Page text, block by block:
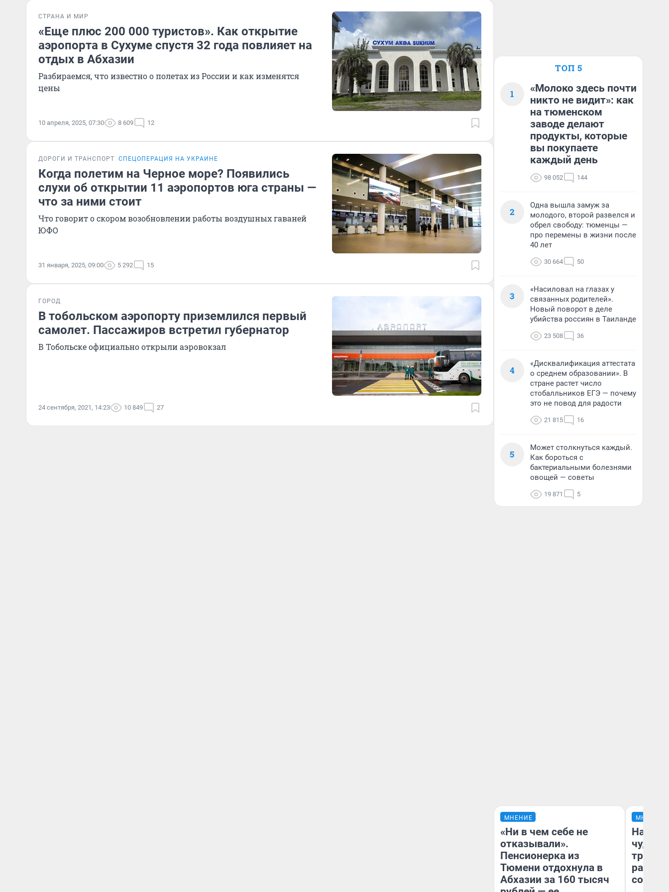
СТРАНА И МИР
«Еще плюс 200 000 туристов». Как открытие
аэропорта в Сухуме спустя 32 года повлияет на
отдых в Абхазии
Разбираемся, что известно о полетах из России и как изменятся
цены
10 апреля, 2025, 07:30 8 609 12
ДОРОГИ И ТРАНСПОРТ СПЕЦОПЕРАЦИЯ НА УКРАИНЕ
Когда полетим на Черное море? Появились
слухи об открытии 11 аэропортов юга страны —
что за ними стоит
Что говорит о скором возобновлении работы воздушных гаваней
ЮФО
31 января, 2025, 09:00 5 292 15
ГОРОД
В тобольском аэропорту приземлился первый
самолет. Пассажиров встретил губернатор
В Тобольске официально открыли аэровокзал
24 сентября, 2021, 14:23 10 849 27
ТОП 5
1
«Молоко здесь почти
никто не видит»: как
на тюменском
заводе делают
продукты, которые
вы покупаете
каждый день
98 052 144
2
Одна вышла замуж за
молодого, второй развелся и
обрел свободу: тюменцы —
про перемены в жизни после
40 лет
30 664 50
3
«Насиловал на глазах у
связанных родителей».
Новый поворот в деле
убийства россиян в Таиланде
23 508 36
4
«Дисквалификация аттестата
о среднем образовании». В
стране растет число
стобалльников ЕГЭ — почему
это не повод для радости
21 815 16
5
Может столкнуться каждый.
Как бороться с
бактериальными болезнями
овощей — советы
19 871 5
МНЕНИЕ
«Ни в чем себе не
отказывали».
Пенсионерка из
Тюмени отдохнула в
Абхазии за 160 тысяч
МНЕНИЕ
чудом